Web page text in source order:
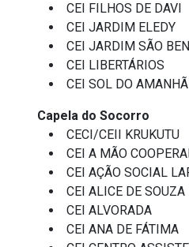
CEI FILHOS DE DAVI
CEI JARDIM ELEDY
CEI JARDIM SÃO
CEI LIBERTÁRIOS
CEI SOL DO AMANHÃ
Capela do Socorro
CECI/CEII KRUKUTU
CEI A MÃO
CEI AÇÃO SOCIAL
CEI ALICE DE
CEI ALVORADA
CEI ANA DE FÁTIMA